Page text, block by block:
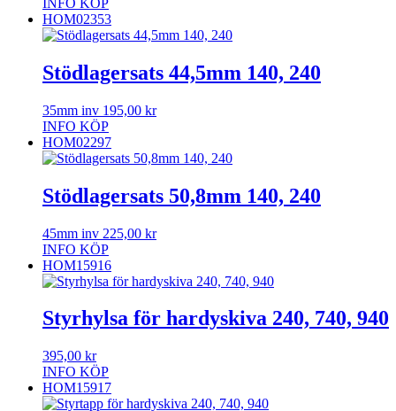
INFO KÖP
HOM02353
Stödlagersats 44,5mm 140, 240
35mm inv 195,00 kr
INFO KÖP
HOM02297
Stödlagersats 50,8mm 140, 240
45mm inv 225,00 kr
INFO KÖP
HOM15916
Styrhylsa för hardyskiva 240, 740, 940
395,00 kr
INFO KÖP
HOM15917